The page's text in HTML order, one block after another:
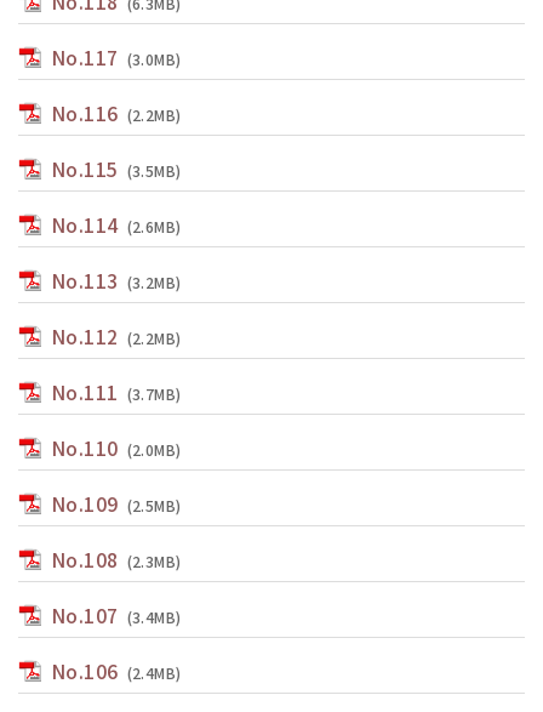
No.117 (3.0MB)
No.116 (2.2MB)
No.115 (3.5MB)
No.114 (2.6MB)
No.113 (3.2MB)
No.112 (2.2MB)
No.111 (3.7MB)
No.110 (2.0MB)
No.109 (2.5MB)
No.108 (2.3MB)
No.107 (3.4MB)
No.106 (2.4MB)